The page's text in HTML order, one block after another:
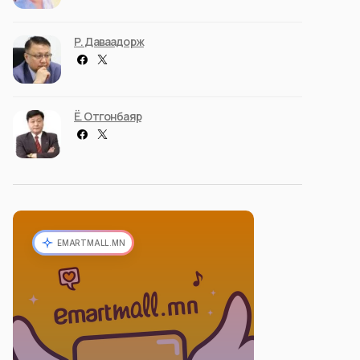
Р. Даваадорж
Ё. Отгонбаяр
EMARTMALL.MN